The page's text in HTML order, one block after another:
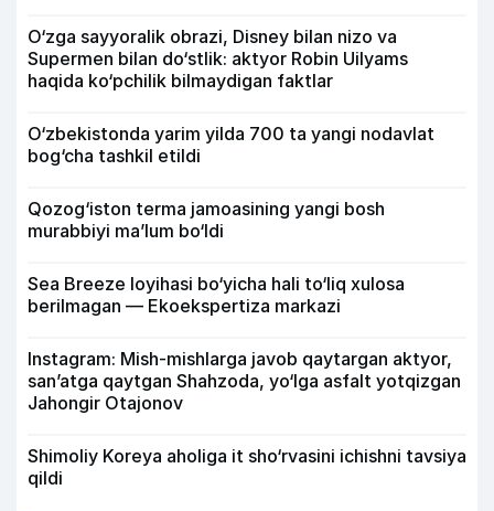
O‘zga sayyoralik obrazi, Disney bilan nizo va
Supermen bilan do‘stlik: aktyor Robin Uilyams
haqida ko‘pchilik bilmaydigan faktlar
O‘zbekistonda yarim yilda 700 ta yangi nodavlat
bog‘cha tashkil etildi
Qozog‘iston terma jamoasining yangi bosh
murabbiyi ma’lum bo‘ldi
Sea Breeze loyihasi bo‘yicha hali to‘liq xulosa
berilmagan — Ekoekspertiza markazi
Instagram: Mish-mishlarga javob qaytargan aktyor,
san’atga qaytgan Shahzoda, yo‘lga asfalt yotqizgan
Jahongir Otajonov
Shimoliy Koreya aholiga it sho‘rvasini ichishni tavsiya
qildi